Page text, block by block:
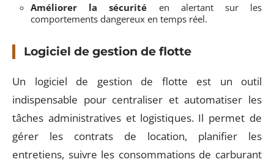
Améliorer la sécurité en alertant sur les
comportements dangereux en temps réel.
Logiciel de gestion de flotte
Un logiciel de gestion de flotte est un outil
indispensable pour centraliser et automatiser les
tâches administratives et logistiques. Il permet de
gérer les contrats de location, planifier les
entretiens, suivre les consommations de carburant